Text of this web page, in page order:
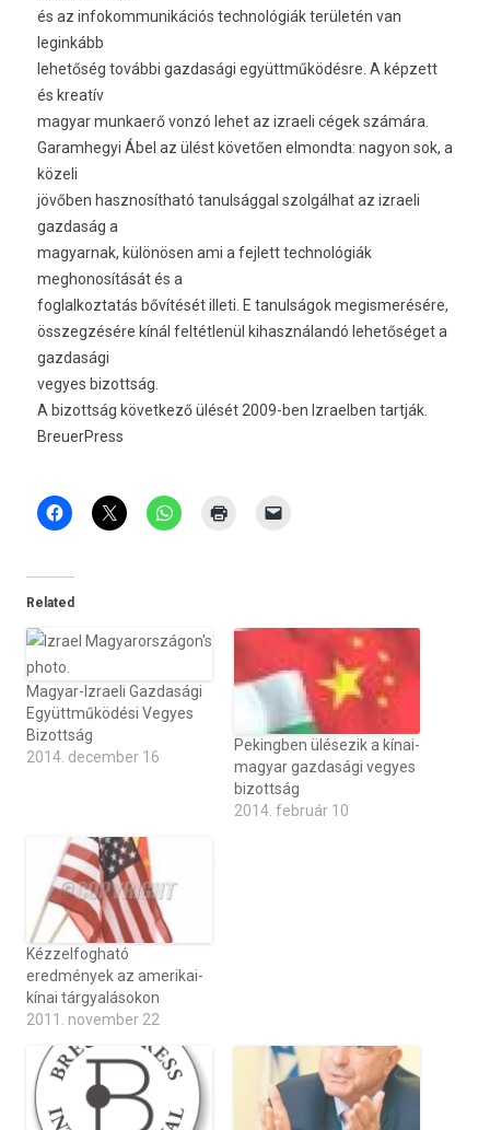
és az infokommunikációs technológiák területén van
leginkább
lehetőség további gazdasági együttműködésre. A képzett
és kreatív
magyar munkaerő vonzó lehet az izraeli cégek számára.
Garamhegyi Ábel az ülést követően elmondta: nagyon sok, a
közeli
jövőben hasznosítható tanulsággal szolgálhat az izraeli
gazdaság a
magyarnak, különösen ami a fejlett technológiák
meghonosítását és a
foglalkoztatás bővítését illeti. E tanulságok megismerésére,
összegzésére kínál feltétlenül kihasználandó lehetőséget a
gazdasági
vegyes bizottság.
A bizottság következő ülését 2009-ben Izraelben tartják.
BreuerPress
Related
Magyar-Izraeli Gazdasági
Együttműködési Vegyes
Bizottság
2014. december 16
Pekingben ülésezik a kínai-
magyar gazdasági vegyes
bizottság
2014. február 10
Kézzelfogható
eredmények az amerikai-
kínai tárgyalásokon
2011. november 22